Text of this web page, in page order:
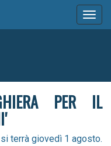
PER IL
terrà giovedì 1 agosto.